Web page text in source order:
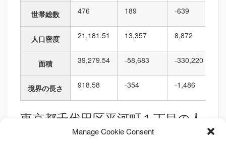
Manage Cookie Consent
世帯総数 476 189 -639
人口密度 21,181.51 13,357 8,872
面積 39,279.54 -58,683 -330,220
境界の長さ 918.58 -354 -1,486
東京都千代田区平河町１丁目の人